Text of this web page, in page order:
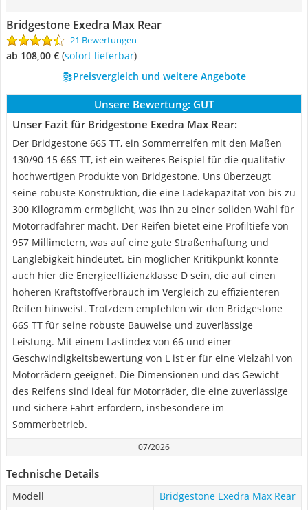
Bridgestone Exedra Max Rear
21 Bewertungen
ab 108,00 € ( Sofort lieferbar)
Preisvergleich und weitere Angebote
Unsere Bewertung: GUT
Unser Fazit für Bridgestone Exedra Max Rear:
Der Bridgestone 66S TT, ein Sommerreifen mit den Maßen
130/90-15 66S TT, ist ein weiteres Beispiel für die qualitativ
hochwertigen Produkte von Bridgestone. Uns überzeugt
seine robuste Konstruktion, die eine Ladekapazität von bis zu
300 Kilogramm ermöglicht, was ihn zu einer soliden Wahl für
Motorradfahrer macht. Der Reifen bietet eine Profiltiefe von
957 Millimetern, was auf eine gute Straßenhaftung und
Langlebigkeit hindeutet. Ein möglicher Kritikpunkt könnte
auch hier die Energieeffizienzklasse D sein, die auf einen
höheren Kraftstoffverbrauch im Vergleich zu effizienteren
Reifen hinweist. Trotzdem empfehlen wir den Bridgestone
66S TT für seine robuste Bauweise und zuverlässige
Leistung. Mit einem Lastindex von 66 und einer
Geschwindigkeitsbewertung von L ist er für eine Vielzahl von
Motorrädern geeignet. Die Dimensionen und das Gewicht
des Reifens sind ideal für Motorräder, die eine zuverlässige
und sichere Fahrt erfordern, insbesondere im
Sommerbetrieb.
07/2026
Technische Details
Modell
Bridgestone Exedra Max Rear